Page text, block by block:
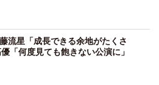
流星「成長できる余地がたくさ
「何度見ても飽きない公演に」